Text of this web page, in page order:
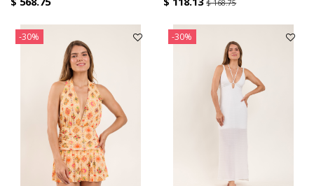
$ 168.75
-30% -30%